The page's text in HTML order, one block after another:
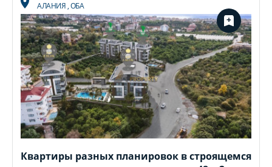
АЛАНИЯ,ОБА
Квартиры разных планировок в строящемся